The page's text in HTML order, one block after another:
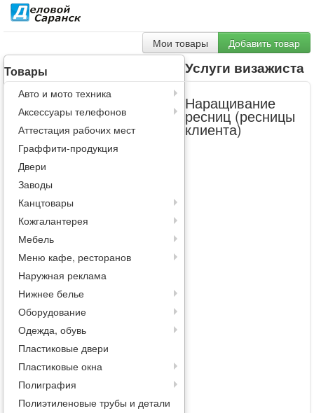
Мои товары Добавить товар
Товары
Авто и мото техника
Аксессуары телефонов
Аттестация рабочих мест
Граффити-продукция
Двери
Заводы
Канцтовары
Кожгалантерея
Мебель
Меню кафе, ресторанов
Наружная реклама
Нижнее белье
Оборудование
Одежда, обувь
Пластиковые двери
Пластиковые окна
Полиграфия
Полиэтиленовые трубы и детали
Услуги визажиста
Наращивание
ресниц (ресницы
клиента)